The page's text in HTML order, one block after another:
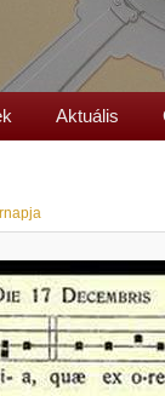
Aktuális